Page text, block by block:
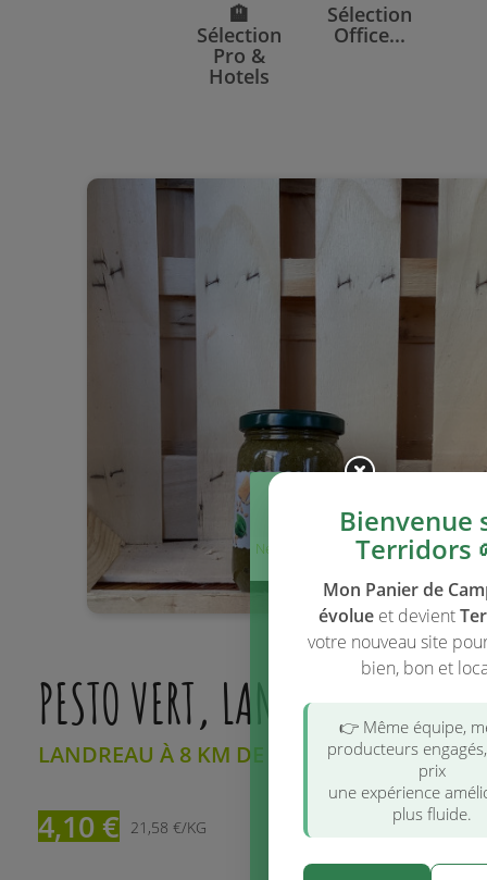
🏨
Sélection
Pro &
Hotels
Sélection
Office...
PESTO VERT, LANDREAU, 190 G
LANDREAU À 8 KM DE TOULOUSE
4,10 € 21,58 €/KG
Bienvenue
Terridors
Mon Panier de
évolue et devient
votre nouveau site
bien, bon et
👉 Même équipe,
producteurs
prix
une expérience
plus fluide.
Ne plus afficher